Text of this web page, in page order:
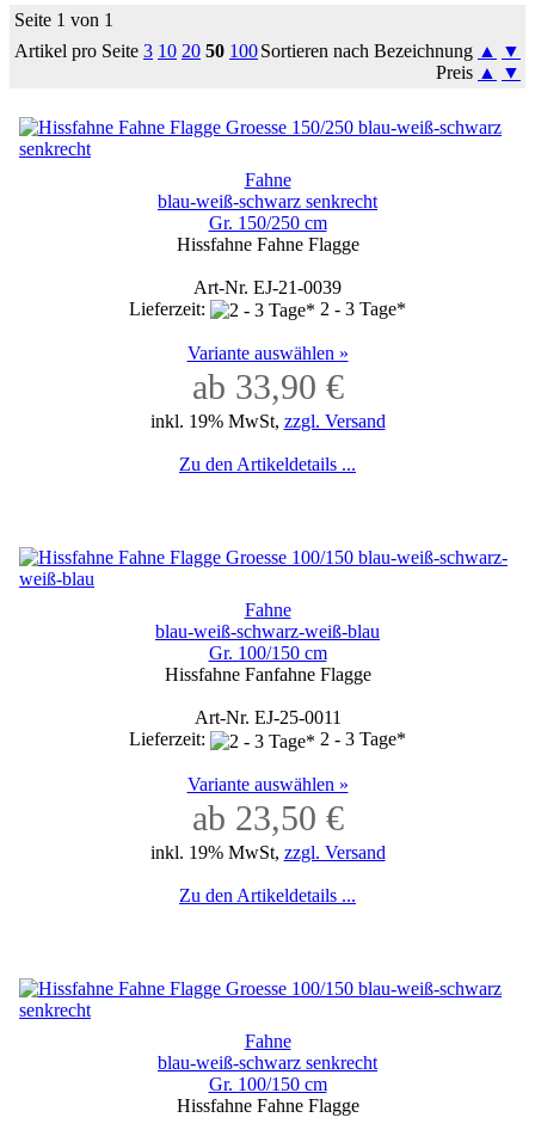
Seite 1 von 1
Artikel pro Seite 3 10 20 50 100Sortieren nach Bezeichnung ▲
▼
Preis ▲ ▼
Fahne
blau-weiß-schwarz senkrecht
Gr. 150/250 cm
Hissfahne Fahne Flagge
Art-Nr. EJ-21-0039
Lieferzeit:
2 - 3 Tage*
Variante auswählen »
ab 33,90 €
inkl. 19% MwSt, zzgl. Versand
Zu den Artikeldetails ...
Fahne
blau-weiß-schwarz-weiß-blau
Gr. 100/150 cm
Hissfahne Fanfahne Flagge
Art-Nr. EJ-25-0011
Lieferzeit:
2 - 3 Tage*
Variante auswählen »
ab 23,50 €
inkl. 19% MwSt, zzgl. Versand
Zu den Artikeldetails ...
Fahne
blau-weiß-schwarz senkrecht
Gr. 100/150 cm
Hissfahne Fahne Flagge